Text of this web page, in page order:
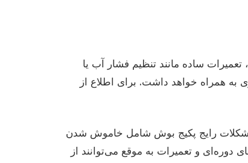
ساده مانند تنظیم فشار آب یا
به همراه خواهد داشت. برای اطلاع از
مشکلات رایج پکیج بوش شامل خاموش شدن
و تعمیرات به موقع می‌توانند از